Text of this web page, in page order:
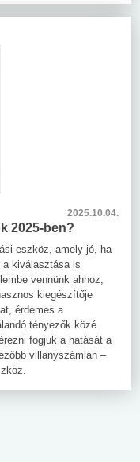
2025.10.04.
2025-ben?
eszköz, amely jó, ha
a kiválasztása is
vennünk ahhoz,
kiegészítője
érdemes a
tényezők közé
fogjuk a hatását a
villanyszámlán –